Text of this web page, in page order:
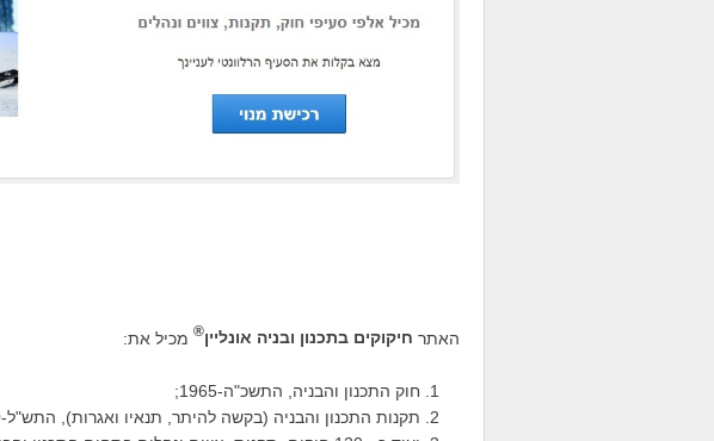
האתר חיקוקים בתכנון ובניה אונליין® מכיל את:
חוק התכנון והבניה, התשכ"ה-1965;
תקנות התכנון והבניה (בקשה להיתר, תנאיו ואגרות), התש"ל-1970;